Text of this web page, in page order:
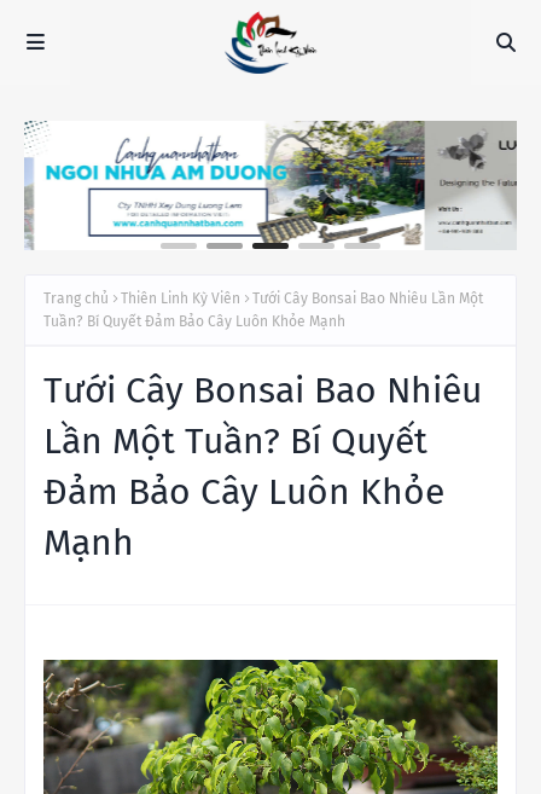
Trang chủ Thiên Linh Kỳ Viên
Tưới Cây Bonsai Bao Nhiêu Lần Một
Tuần? Bí Quyết Đảm Bảo Cây Luôn Khỏe Mạnh
Tưới Cây Bonsai Bao Nhiêu
Lần Một Tuần? Bí Quyết
Đảm Bảo Cây Luôn Khỏe
Mạnh